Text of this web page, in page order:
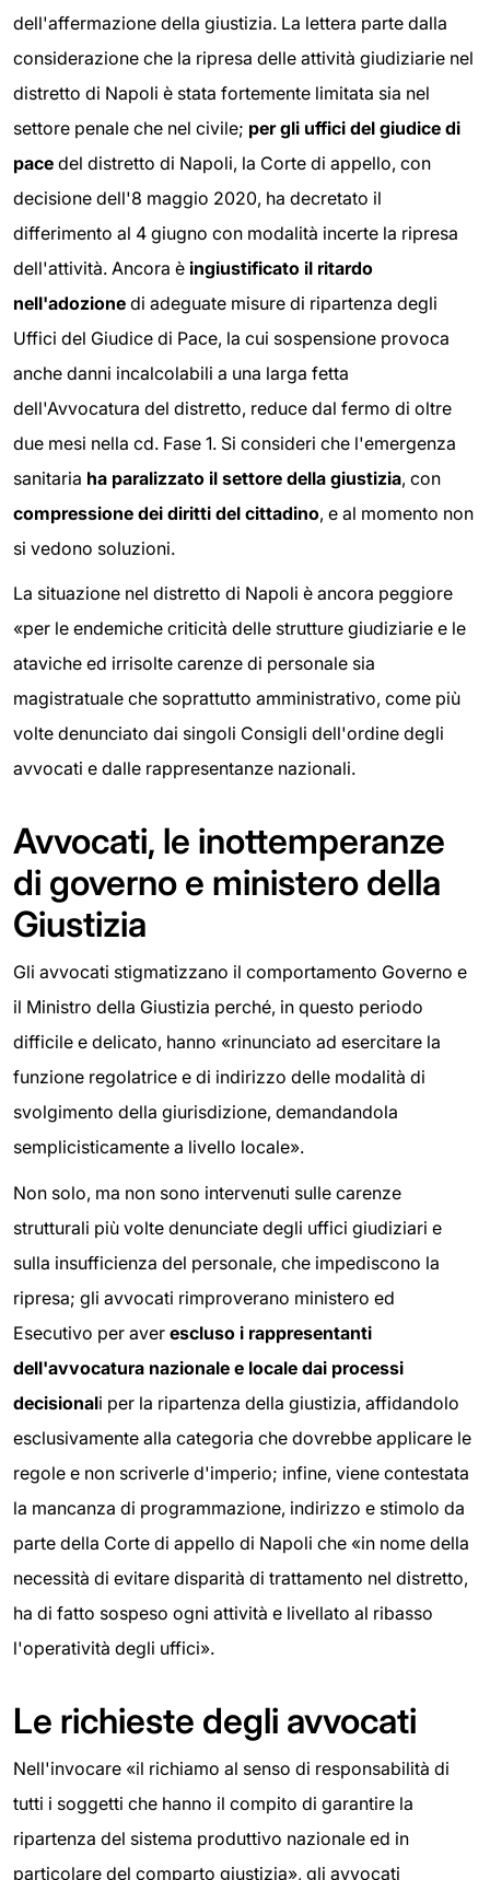
dell'affermazione della giustizia. La lettera parte dalla
considerazione che la ripresa delle attività giudiziarie nel
distretto di Napoli è stata fortemente limitata sia nel
settore penale che nel civile; per gli uffici del giudice di
pace del distretto di Napoli, la Corte di appello, con
decisione dell'8 maggio 2020, ha decretato il
differimento al 4 giugno con modalità incerte la ripresa
dell'attività. Ancora è ingiustificato il ritardo
nell'adozione di adeguate misure di ripartenza degli
Uffici del Giudice di Pace, la cui sospensione provoca
anche danni incalcolabili a una larga fetta
dell'Avvocatura del distretto, reduce dal fermo di oltre
due mesi nella cd. Fase 1. Si consideri che l'emergenza
sanitaria ha paralizzato il settore della giustizia, con
compressione dei diritti del cittadino, e al momento non
si vedono soluzioni.
La situazione nel distretto di Napoli è ancora peggiore
«per le endemiche criticità delle strutture giudiziarie e le
ataviche ed irrisolte carenze di personale sia
magistratuale che soprattutto amministrativo, come più
volte denunciato dai singoli Consigli dell'ordine degli
avvocati e dalle rappresentanze nazionali.
Avvocati, le inottemperanze
di governo e ministero della
Giustizia
Gli avvocati stigmatizzano il comportamento Governo e
il Ministro della Giustizia perché, in questo periodo
difficile e delicato, hanno «rinunciato ad esercitare la
funzione regolatrice e di indirizzo delle modalità di
svolgimento della giurisdizione, demandandola
semplicisticamente a livello locale».
Non solo, ma non sono intervenuti sulle carenze
strutturali più volte denunciate degli uffici giudiziari e
sulla insufficienza del personale, che impediscono la
ripresa; gli avvocati rimproverano ministero ed
Esecutivo per aver escluso i rappresentanti
dell'avvocatura nazionale e locale dai processi
decisionali per la ripartenza della giustizia, affidandolo
esclusivamente alla categoria che dovrebbe applicare le
regole e non scriverle d'imperio; infine, viene contestata
la mancanza di programmazione, indirizzo e stimolo da
parte della Corte di appello di Napoli che «in nome della
necessità di evitare disparità di trattamento nel distretto,
ha di fatto sospeso ogni attività e livellato al ribasso
l'operatività degli uffici».
Le richieste degli avvocati
Nell'invocare «il richiamo al senso di responsabilità di
tutti i soggetti che hanno il compito di garantire la
ripartenza del sistema produttivo nazionale ed in
particolare del comparto giustizia», gli avvocati